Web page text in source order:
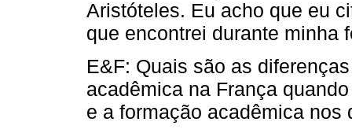
Aristóteles. Eu acho que eu
que encontrei durante minha
E&F: Quais são as
acadêmica na França
e a formação acadêmica nos